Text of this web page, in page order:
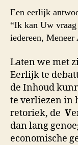
Een eerlijk
“Ik kan Uw
iedereen, Meneer
Laten we met
Eerlijk te
de Inhoud
te verliezen in
retoriek, de V
dan lang
economische